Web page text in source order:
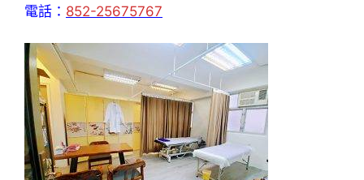
電話： 852-25675767